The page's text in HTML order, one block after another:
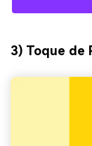
3) Toque de